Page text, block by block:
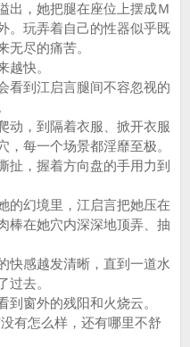
，她把腿在座位上摆成Ｍ
。玩弄着自己的性器似乎既
无尽的痛苦。
快。
到江启言腿间不容忽视的
，到隔着衣服、掀开衣服
每一个场景都淫靡至极。
扯，握着方向盘的手用力到
幻境里，江启言把她压在
棒在她穴内深深地顶弄、抽
感越发清晰，直到一道水
过去。
窗外的残阳和火烧云。
有怎么样，还有哪里不舒